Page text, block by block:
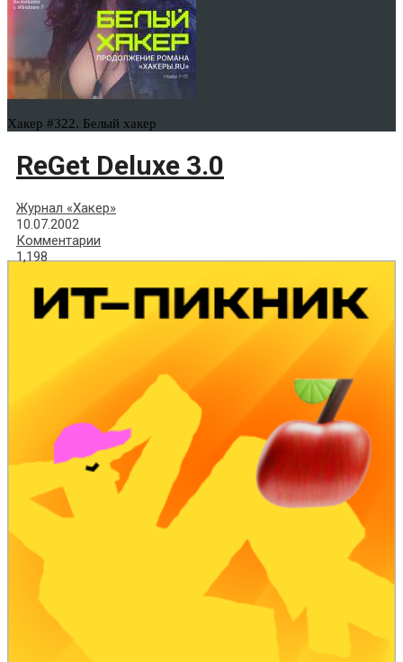
Хакер #322. Белый хакер
ReGet Deluxe 3.0
Журнал «Хакер»
10.07.2002
Комментарии
1,198